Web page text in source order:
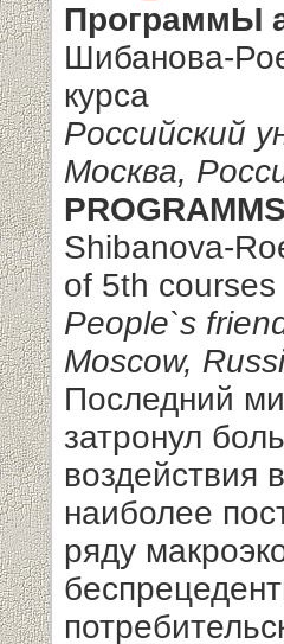
ПрограммЫ
Шибанова-
курса
Российский
Москва,
Shibanova-
of 5th courses
People`s
Moscow,
Последний
затронул
воздействия
наиболее
ряду